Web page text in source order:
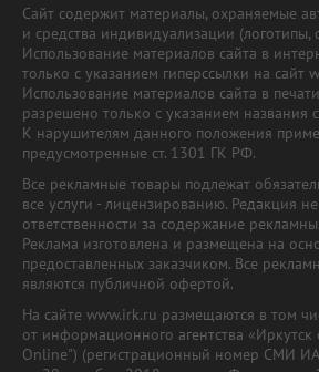
Сайт содержит материалы, охраняемые
и средства индивидуализации
Использование материалов сайта в
только с указанием гиперссылки на сайт
Использование материалов сайта в
разрешено только с указанием названия
К нарушителям данного положения
предусмотренные ст. 1301 ГК РФ.
Все рекламные товары подлежат
все услуги - лицензированию. Редакция
ответственности за содержание
Реклама изготовлена и размещена на
предоставленных заказчиком. Все
являются публичной офертой.
На сайте www.irk.ru размещаются в том
от информационного агентства
Online") (регистрационный номер СМИ